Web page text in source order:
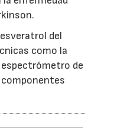
del
como la
de
componentes